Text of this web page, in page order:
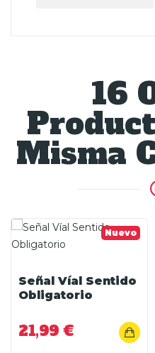
16
Misma
Nuevo
Señal Víal Sentido
Obligatorio
21,99 €